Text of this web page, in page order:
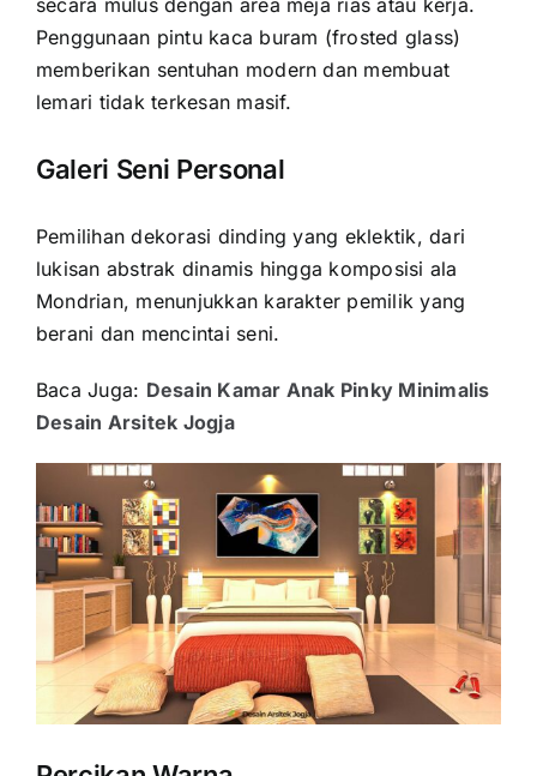
secara mulus dengan area meja rias atau kerja.
Penggunaan pintu kaca buram (frosted glass)
memberikan sentuhan modern dan membuat
lemari tidak terkesan masif.
Galeri Seni Personal
Pemilihan dekorasi dinding yang eklektik, dari
lukisan abstrak dinamis hingga komposisi ala
Mondrian, menunjukkan karakter pemilik yang
berani dan mencintai seni.
Baca Juga: Desain Kamar Anak Pinky Minimalis
Desain Arsitek Jogja